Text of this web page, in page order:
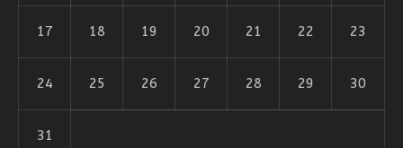
17 18 19 20 21 22 23
24 25 26 27 28 29 30
31